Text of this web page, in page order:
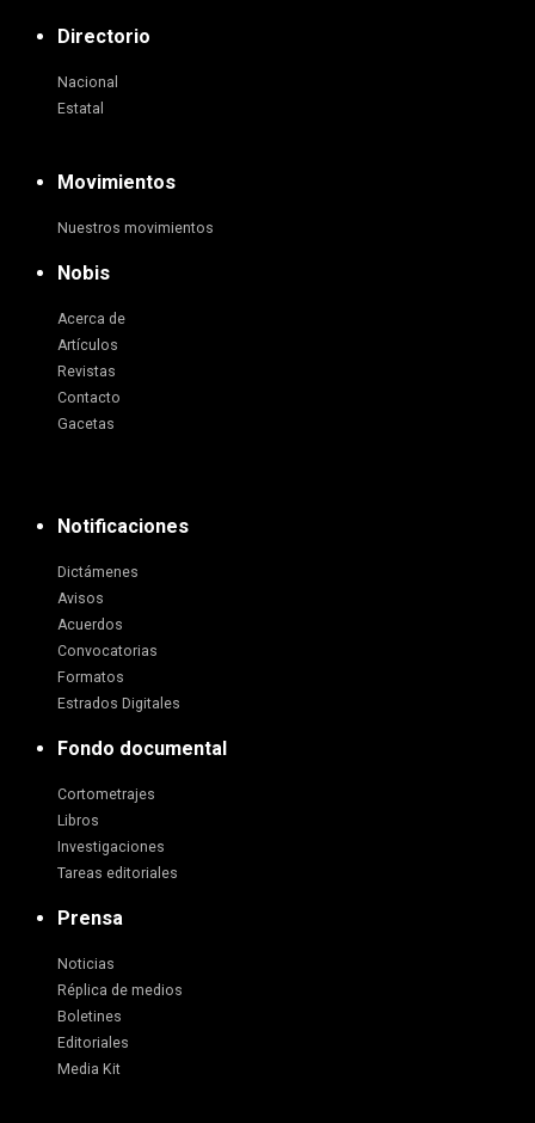
Directorio
Nacional
Estatal
Movimientos
Nuestros movimientos
Nobis
Acerca de
Artículos
Revistas
Contacto
Gacetas
Notificaciones
Dictámenes
Avisos
Acuerdos
Convocatorias
Formatos
Estrados Digitales
Fondo documental
Cortometrajes
Libros
Investigaciones
Tareas editoriales
Prensa
Noticias
Réplica de medios
Boletines
Editoriales
Media Kit